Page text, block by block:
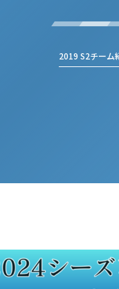
2019 S2チーム